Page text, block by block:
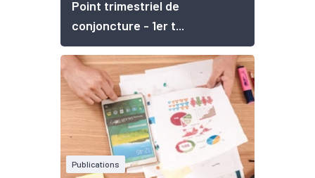
Point trimestriel de
conjoncture - 1er t...
Publications